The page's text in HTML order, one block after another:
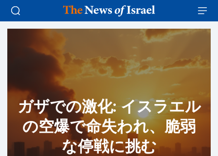
ガザでの激化: イスラエル
の空爆で命失われ、脆弱
な停戦に挑む